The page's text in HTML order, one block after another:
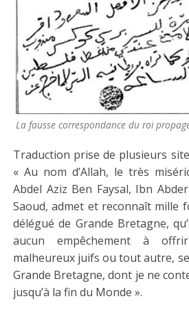
La fausse correspondance du roi
Traduction prise de plusieurs
« Au nom d’Allah, le très
Abdel Aziz Ben Faysal, Ibn
Saoud, admet et reconnaît mille
délégué de Grande Bretagne,
aucun empêchement à
malheureux juifs ou tout autre,
Grande Bretagne, dont je ne
jusqu’à la fin du Monde ».